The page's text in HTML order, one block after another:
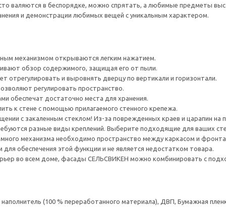
валяются в беспорядке, можно спрятать, а любимые предметы
и демонстрации любимых вещей с уникальным характером.
механизмом открываются легким нажатием.
обзор содержимого, защищая его от пыли.
отрегулировать и выровнять дверцу по вертикали и горизонтали.
регулировать пространство.
обеспечат достаточно места для хранения.
к стене с помощью прилагаемого стенного крепежа.
с закаленным стеклом! Из-за поврежденных краев и царапин на
разные виды креплений. Выберите подходящие для ваших
механизма необходимо пространство между каркасом и
обеспечения этой функции и не является недостатком товара.
во всем доме, фасады СЕЛЬСВИКЕН можно комбинировать с
(100 % переработанного материала), ДВП, Бумажная